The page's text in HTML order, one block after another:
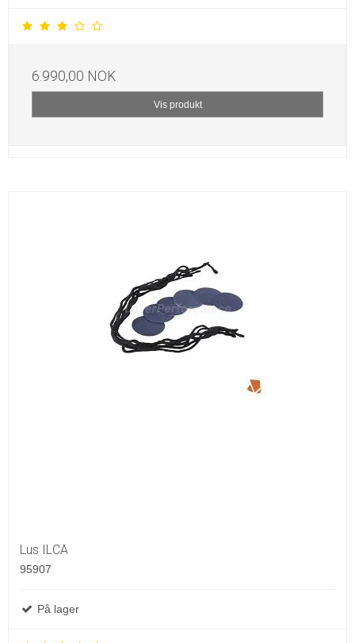
6.990,00 NOK
Vis produkt
Lus ILCA
95907
På lager